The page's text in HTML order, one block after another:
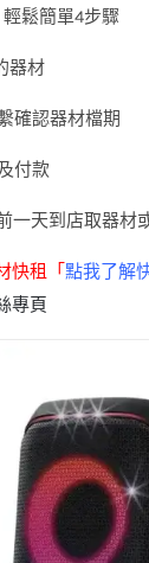
鬆簡單4步驟
器材
確認器材檔期
付款
一天到店取器材
快租「 點我了解
專頁